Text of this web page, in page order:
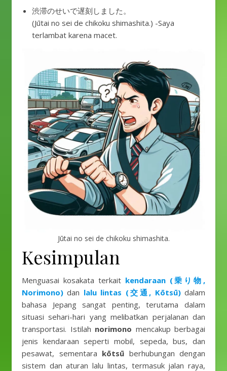
渋滞のせいで遅刻しました。
(Jūtai no sei de chikoku shimashita.) -Saya
terlambat karena macet.
Jūtai no sei de chikoku shimashita.
Kesimpulan
Menguasai kosakata terkait kendaraan (乗り物,
Norimono) dan lalu lintas (交通, Kōtsū)dalam
bahasa Jepang sangat penting, terutama dalam
situasi sehari-hari yang melibatkan perjalanan dan
transportasi. Istilah norimono mencakup berbagai
jenis kendaraan seperti mobil, sepeda, bus, dan
pesawat, sementara kōtsū berhubungan dengan
sistem dan aturan lalu lintas, termasuk jalan raya,